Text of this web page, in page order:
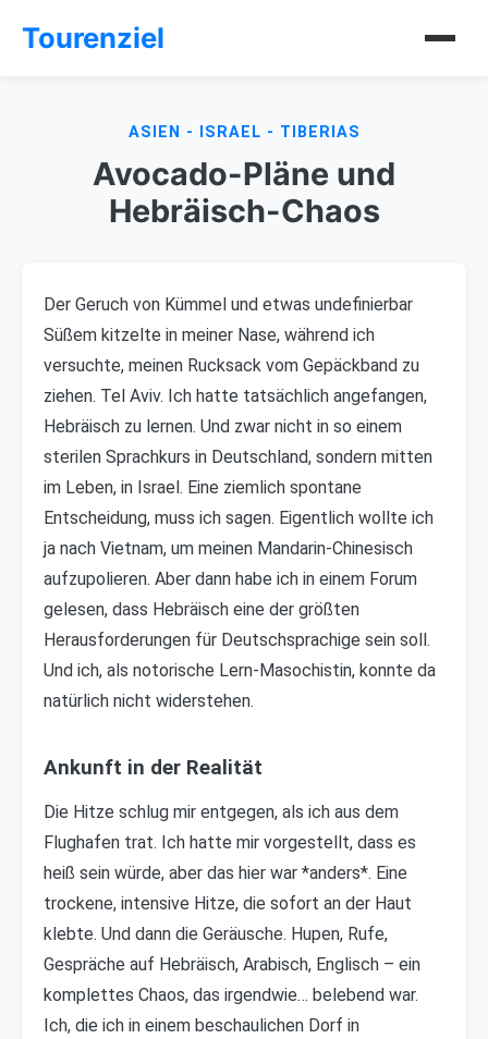
Tourenziel
ASIEN - ISRAEL - TIBERIAS
Avocado-Pläne und
Hebräisch-Chaos
Der Geruch von Kümmel und etwas undefinierbar
Süßem kitzelte in meiner Nase, während ich
versuchte, meinen Rucksack vom Gepäckband zu
ziehen. Tel Aviv. Ich hatte tatsächlich angefangen,
Hebräisch zu lernen. Und zwar nicht in so einem
sterilen Sprachkurs in Deutschland, sondern mitten
im Leben, in Israel. Eine ziemlich spontane
Entscheidung, muss ich sagen. Eigentlich wollte ich
ja nach Vietnam, um meinen Mandarin-Chinesisch
aufzupolieren. Aber dann habe ich in einem Forum
gelesen, dass Hebräisch eine der größten
Herausforderungen für Deutschsprachige sein soll.
Und ich, als notorische Lern-Masochistin, konnte da
natürlich nicht widerstehen.
Ankunft in der Realität
Die Hitze schlug mir entgegen, als ich aus dem
Flughafen trat. Ich hatte mir vorgestellt, dass es
heiß sein würde, aber das hier war *anders*. Eine
trockene, intensive Hitze, die sofort an der Haut
klebte. Und dann die Geräusche. Hupen, Rufe,
Gespräche auf Hebräisch, Arabisch, Englisch – ein
komplettes Chaos, das irgendwie… belebend war.
Ich, die ich in einem beschaulichen Dorf in